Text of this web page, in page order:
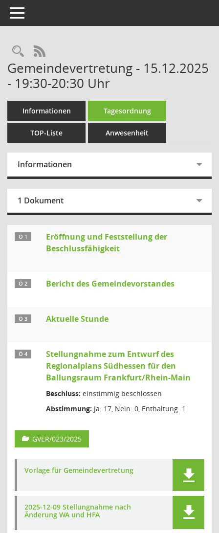
Toggle navigation
Rechercheauswahl
RSS-Feed
Gemeindevertretung - 15.12.2025
- 19:30-20:30 Uhr
Informationen Tagesordnung
TOP-Liste Anwesenheit
Informationen
1 Dokument
Ö 1
Eröffnung und Feststellung der
Beschlussfähigkeit
Ö 2 Bericht des Gemeindevorstandes
Ö 3 Aktuelle Stunde
Ö 4
Stellungnahme zum Entwurf des
Regionalplans Südhessen für den
Ballungsraum Frankfurt/Rhein-Main
Beschluss: einstimmig beschlossen
Abstimmung: Ja: 17, Nein: 0, Enthaltung: 1
GVER/023/2025
Vorlage für Gemeindevertretung
2025-12-09 Stellungnahme nach
Änderung WA und HFA